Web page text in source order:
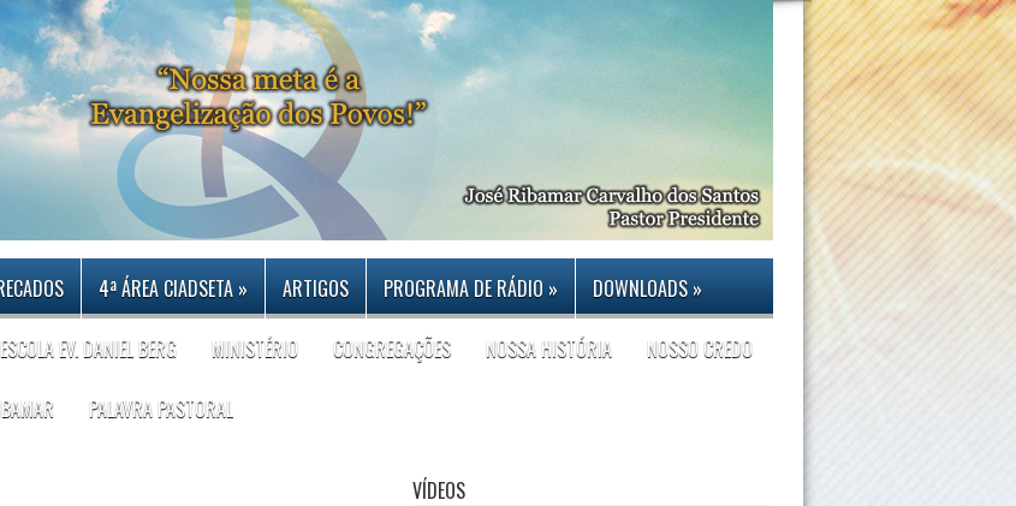
4ª ÁREA CIADSETA» ARTIGOS PROGRAMA DE RÁDIO» DOWNLOADS»
ESCOLA EV. DANIEL BERG MINISTÉRIO CONGREGAÇÕES NOSSA HISTÓRIA NOSSO CREDO
PALAVRA PASTORAL
VÍDEOS